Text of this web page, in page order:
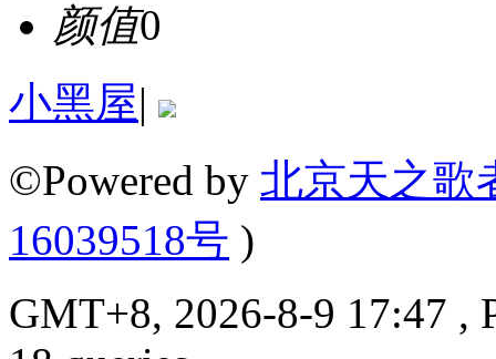
颜值0
小黑屋|
©Powered by 北京天之歌
16039518号 )
GMT+8, 2026-8-9 17:47 ,